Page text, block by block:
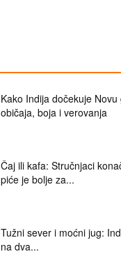
Kako Indija dočekuje
običaja, boja i verovanja
Čaj ili kafa: Stručnjaci
piće je bolje za...
Tužni sever i moćni jug:
na dva...